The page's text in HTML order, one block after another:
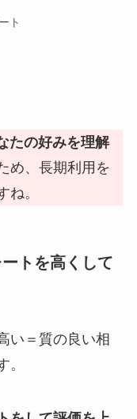
ト
たの好みを理解
め、長期利用を
ね。
トを高くして
い＝質の良い相
。